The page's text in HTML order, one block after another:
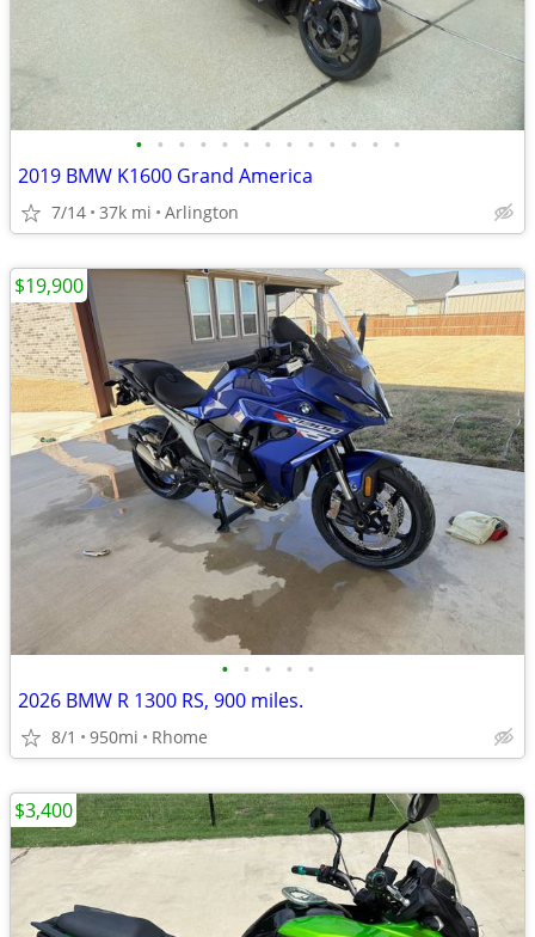
• • • • • • • • • • • • •
2019 BMW K1600 Grand America
7/14 37k mi Arlington
• • • • •
2026 BMW R 1300 RS, 900 miles.
8/1 950mi Rhome
$19,900
$3,400